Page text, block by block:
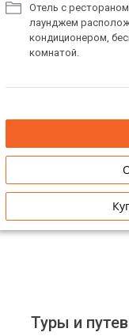
Отель с
лаунджем
кондиционером,
комнатой.
Туры и